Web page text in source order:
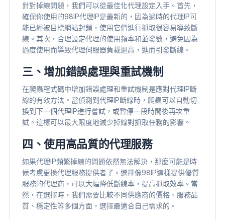
針對掉線問題，我們可以從最佳化代理設定入手。首先，
確保你使用的98IP代理IP是最新的，因為過時的代理IP可
能已經被目標網站封鎖，使用它們進行抓取很容易導致斷
線。其次，合理設定代理的使用頻率和並發數，避免因為
過度使用而導致代理伺服器負載過高，進而引發斷線。
三、增加錯誤處理與重試機制
在爬蟲程式碼中增加錯誤處理和重試機制是應對代理IP斷
線的有效方法。當偵測到代理IP斷線時，爬蟲可以自動切
換到下一個代理IP進行嘗試，或暫停一段時間後再次重
試。這樣可以最大限度地減少掉線對抓取任務的影響。
四、使用高品質的代理服務
如果代理IP頻繁掉線的問題依然無法解決，那麼可能是時
候考慮更換代理服務提供者了。選擇像98IP這樣提供優質
服務的代理商，可以大幅降低斷線率，提高抓取效率。當
然，在選擇時，我們需要比較不同供應商的價格、服務品
質、穩定性等多個方面，選擇最適合自己需求的。